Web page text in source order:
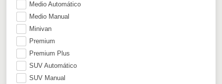
Medio Automático
Medio Manual
Minivan
Premium
Premium Plus
SUV Automático
SUV Manual